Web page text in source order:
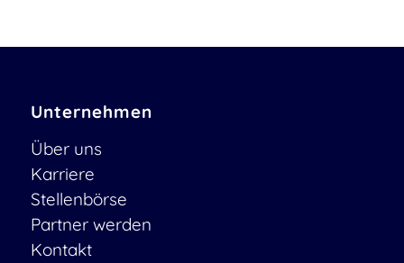
Unternehmen
Über uns
Karriere
Stellenbörse
Partner werden
Kontakt